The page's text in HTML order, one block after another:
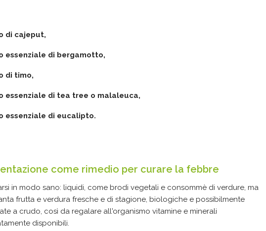
di cajeput,
essenziale di bergamotto,
di timo,
essenziale di tea tree o malaleuca,
essenziale di eucalipto.
come rimedio per curare la febbre
in modo sano: liquidi, come brodi vegetali e consommè di verdure, ma
frutta e verdura fresche e di stagione, biologiche e possibilmente
a crudo, così da regalare all'organismo vitamine e minerali
disponibili.